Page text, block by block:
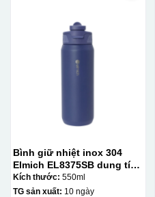
Bình giữ nhiệt inox 304
Elmich EL8375SB dung tích
550ml
Kích thước: 550ml
TG sản xuất: 10 ngày